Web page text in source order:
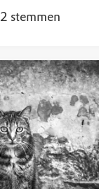
2 stemmen